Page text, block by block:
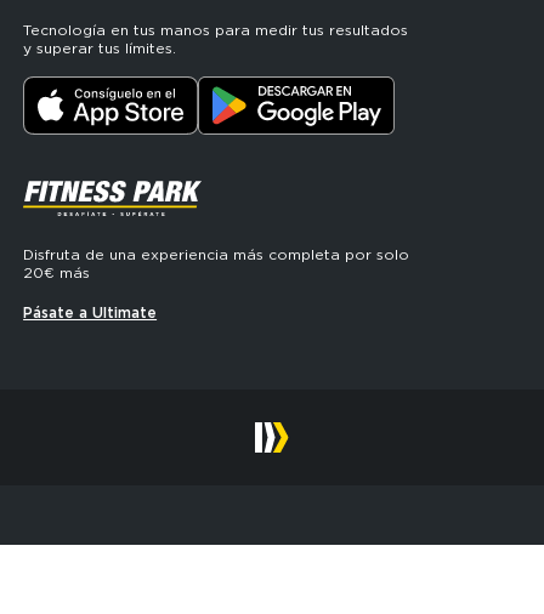
Tecnología en tus manos para medir tus resultados
y superar tus límites.
SVG
Disfruta de una experiencia más completa por solo
20€ más
Pásate a Ultimate